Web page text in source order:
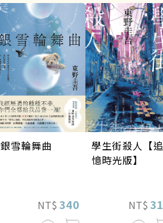
銀雪輪舞曲
NT$ 340
學生街殺人【追
憶時光版】
NT$